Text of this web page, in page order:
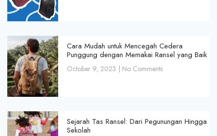
Cara Mudah untuk Mencegah Cedera
Punggung dengan Memakai Ransel yang Baik
October 9, 2023 No Comments
Sejarah Tas Ransel: Dari Pegunungan Hingga
Sekolah